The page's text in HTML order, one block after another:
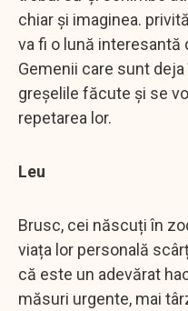
chiar și imaginea.
va fi o lună interesantă
Gemenii care sunt
greșelile făcute și se
repetarea lor.
Leu
Brusc, cei născuți în
viața lor personală
că este un adevărat
măsuri urgente, mai